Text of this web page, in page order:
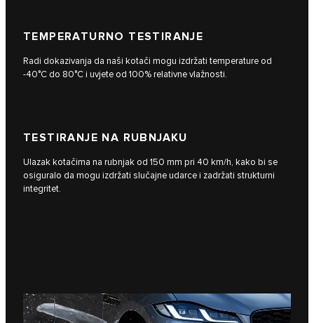
TEMPERATURNO TESTIRANJE
Radi dokazivanja da naši kotači mogu izdržati temperature od
-40°C do 80°C i uvjete od 100% relativne vlažnosti.
TESTIRANJE NA RUBNJAKU
Ulazak kotačima na rubnjak od 150 mm pri 40 km/h, kako bi se
osiguralo da mogu izdržati slučajne udarce i zadržati strukturni
integritet.